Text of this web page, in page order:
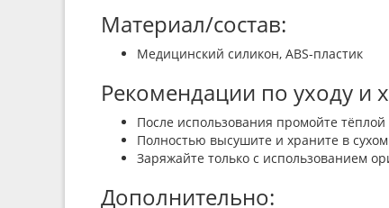
Материал/состав:
Медицинский силикон, ABS-пластик
Рекомендации по уходу и
После использования промойте
Полностью высушите и храните в
Заряжайте только с использованием
Дополнительно: